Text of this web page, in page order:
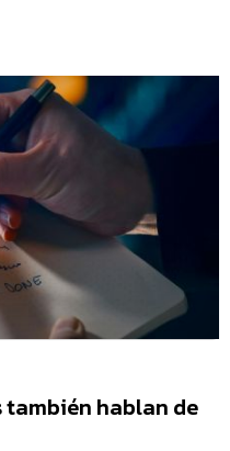
también hablan de